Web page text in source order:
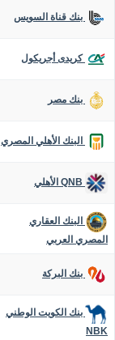
بنك قناة السويس
كريدى أجريكول
بنك مصر
البنك الأهلي المصري
البنك العقاري
المصري العربي
بنك البركة
بنك الكويت الوطني
NBK